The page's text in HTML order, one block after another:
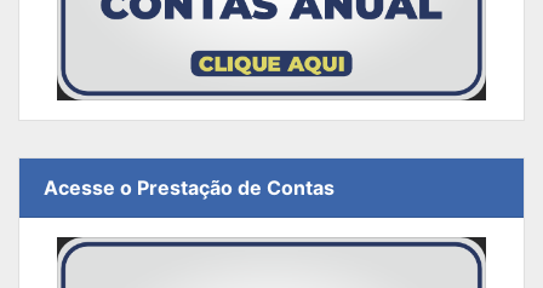
Acesse o Prestação de Contas